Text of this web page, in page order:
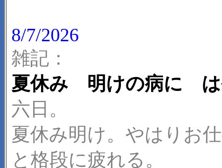
8/7/2026
雑記：
夏休み 明けの病に は
六日。
夏休み明け。やはりお
と格段に疲れる。